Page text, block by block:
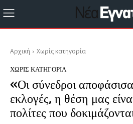
Αρχική Χωρίς κατηγορία
ΧΩΡΊΣ ΚΑΤΗΓΟΡΊΑ
«Οι σύνεδροι
εκλογές, η θέση μας
πολίτες που